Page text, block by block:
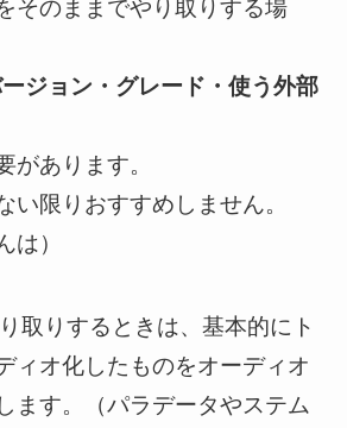
そのままでやり取りする場
ジョン・グレード・使う外部
あります。
い限りおすすめしません。
は）
取りするときは、基本的にト
ィオ化したものをオーディオ
ます。（パラデータやステム